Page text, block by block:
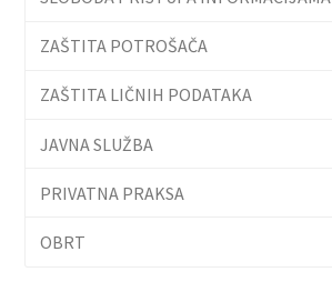
ZAŠTITA POTROŠAČA
ZAŠTITA LIČNIH PODATAKA
JAVNA SLUŽBA
PRIVATNA PRAKSA
OBRT